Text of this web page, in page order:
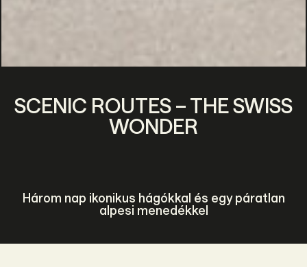
SCENIC ROUTES – THE SWISS
WONDER
Három nap ikonikus hágókkal és egy páratlan
alpesi menedékkel